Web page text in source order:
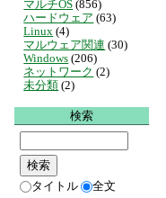
マルチOS (856)
ハードウェア (63)
Linux (4)
マルウェア関連 (30)
Windows (206)
ネットワーク (2)
未分類 (2)
検索
タイトル 全文